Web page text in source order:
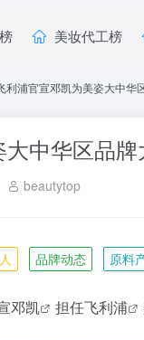
美妆代工榜
利浦官宣邓凯为美姿大中华
中华区品牌
beautytop
品牌动态 原料
邓凯 担任飞利浦